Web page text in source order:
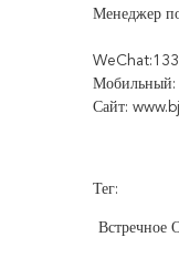
Менеджер
Сайт:
Тег:
Встречное